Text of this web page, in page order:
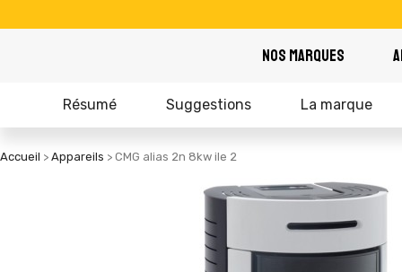
NOS MARQUES
Accueil Appareils CMG alias 2n 8kw ile 2
Résumé Suggestions La marque